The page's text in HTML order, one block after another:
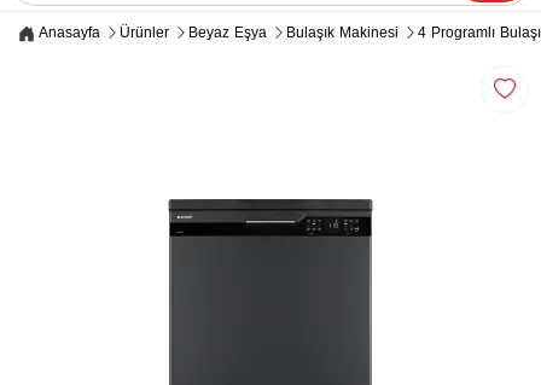
Anasayfa Ürünler Beyaz Eşya Bulaşık Makinesi 4 Programlı